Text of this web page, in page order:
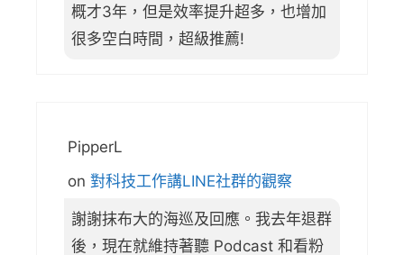
概才3年，但是效率提升超多，也增加
很多空白時間，超級推薦!
PipperL
on 對科技工作講LINE社群的觀察
謝謝抹布大的海巡及回應。我去年退群
後，現在就維持著聽 Podcast 和看粉